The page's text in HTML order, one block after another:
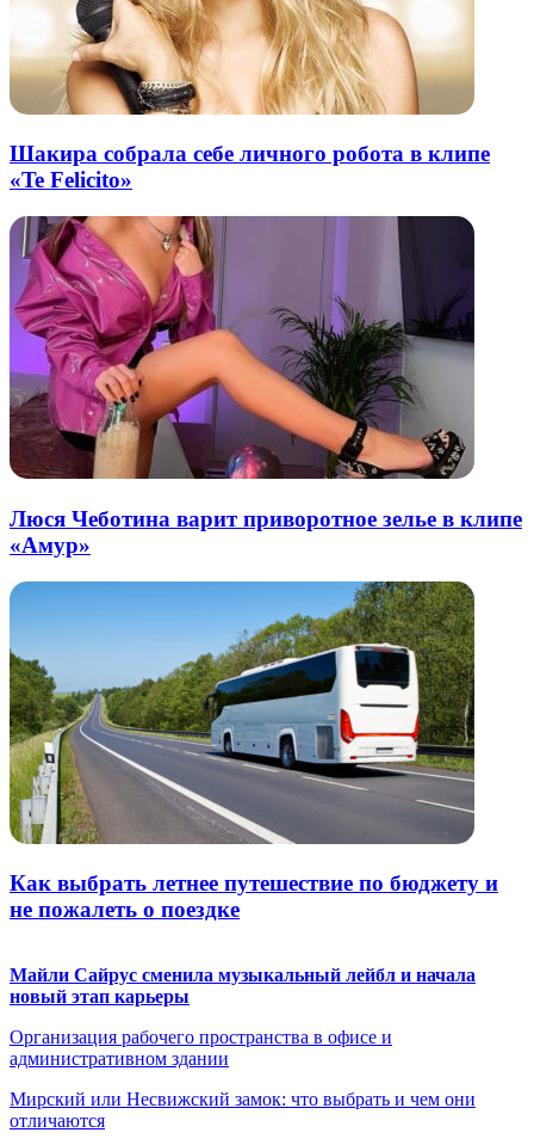
Шакира собрала себе личного робота в клипе
«Te Felicito»
Люся Чеботина варит приворотное зелье в клипе
«Амур»
Как выбрать летнее путешествие по бюджету и
не пожалеть о поездке
Майли Сайрус сменила музыкальный лейбл и начала
новый этап карьеры
Организация рабочего пространства в офисе и
административном здании
Мирский или Несвижский замок: что выбрать и чем они
отличаются